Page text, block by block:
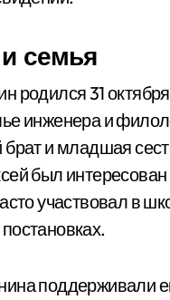
семья
родился 31 октября
инженера и
брат и младшая
был интересован
участвовал в
поддерживали